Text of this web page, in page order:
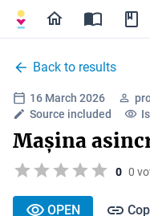
Back to results
16 March 2026
Source included
Mașina
0 0
OPEN